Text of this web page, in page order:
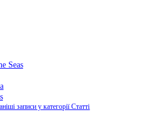
Seas
записи у категорії Статті